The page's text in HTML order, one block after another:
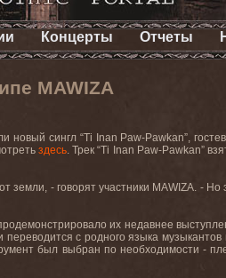
Концерты Отчеты
MAWIZA
новый сингл “Ti Inan Paw-Pawkan”,
здесь. Трек “Ti Inan Paw-Pawkan”
земли, - говорят участники MAWIZA. -
их недавнее
с родного языка
был выбран по необходимости -